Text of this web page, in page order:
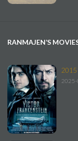
RANMAJEN’S